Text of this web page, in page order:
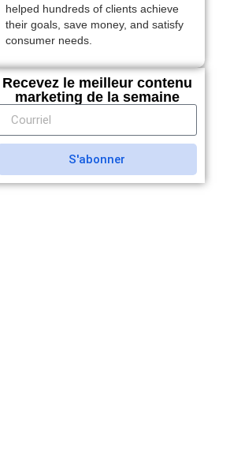
helped hundreds of clients achieve
their goals, save money, and satisfy
consumer needs.
Recevez le meilleur contenu
marketing de la semaine
S'abonner